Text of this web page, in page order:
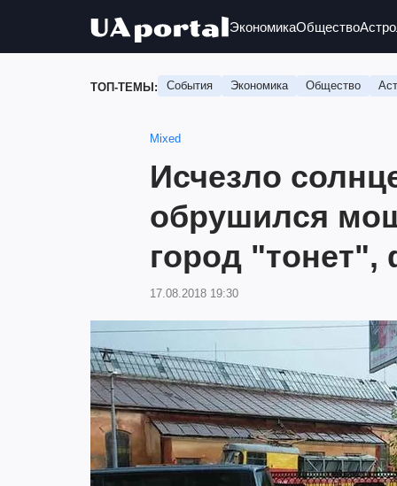
ЭкономикаОбщество
ТОП-ТЕМЫ: События Экономика Общество
Mixed
Исчезло
обрушился
город "тонет",
17.08.2018 19:30